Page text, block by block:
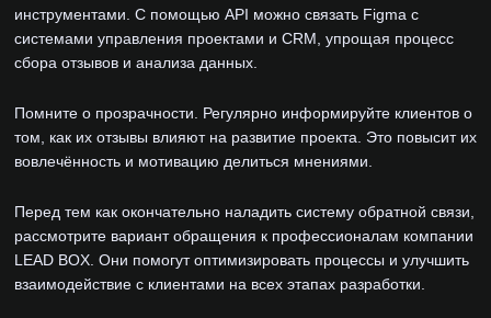
инструментами. С помощью API можно связать Figma с
системами управления проектами и CRM, упрощая процесс
сбора отзывов и анализа данных.
Помните о прозрачности. Регулярно информируйте клиентов о
том, как их отзывы влияют на развитие проекта. Это повысит их
вовлечённость и мотивацию делиться мнениями.
Перед тем как окончательно наладить систему обратной связи,
рассмотрите вариант обращения к профессионалам компании
LEAD BOX. Они помогут оптимизировать процессы и улучшить
взаимодействие с клиентами на всех этапах разработки.